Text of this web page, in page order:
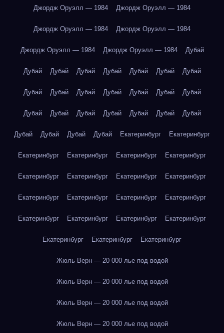
Джордж Оруэлл — 1984 Джордж Оруэлл — 1984
Джордж Оруэлл — 1984 Джордж Оруэлл — 1984
Джордж Оруэлл — 1984 Джордж Оруэлл — 1984 Дубай
Дубай Дубай Дубай Дубай Дубай Дубай Дубай
Дубай Дубай Дубай Дубай Дубай Дубай Дубай
Дубай Дубай Дубай Дубай Дубай Дубай Дубай
Дубай Дубай Дубай Дубай Екатеринбург Екатеринбург
Екатеринбург Екатеринбург Екатеринбург Екатеринбург
Екатеринбург Екатеринбург Екатеринбург Екатеринбург
Екатеринбург Екатеринбург Екатеринбург Екатеринбург
Екатеринбург Екатеринбург Екатеринбург Екатеринбург
Екатеринбург Екатеринбург Екатеринбург
Жюль Верн — 20 000 лье под водой
Жюль Верн — 20 000 лье под водой
Жюль Верн — 20 000 лье под водой
Жюль Верн — 20 000 лье под водой